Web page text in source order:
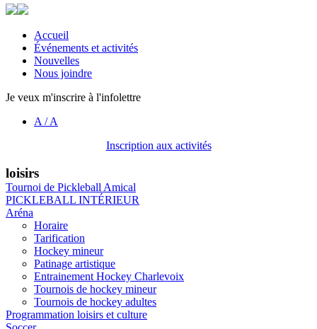
Accueil
Événements et activités
Nouvelles
Nous joindre
Je veux m'inscrire à l'infolettre
A /A
Inscription aux activités
loisirs
Tournoi de Pickleball Amical
PICKLEBALL INTÉRIEUR
Aréna
Horaire
Tarification
Hockey mineur
Patinage artistique
Entrainement Hockey Charlevoix
Tournois de hockey mineur
Tournois de hockey adultes
Programmation loisirs et culture